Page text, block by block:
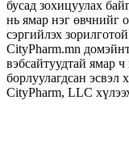
бусад зохицуулах
нь ямар нэг өвчнийг
сэргийлэх
CityPharm.mn
вэбсайтуудтай ямар
борлуулагдсан эсвэл
CityPharm, LLC